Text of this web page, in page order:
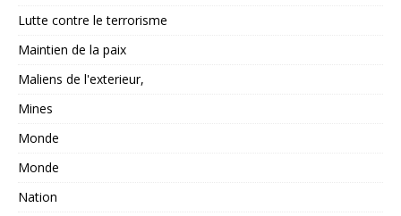
Lutte contre le terrorisme
Maintien de la paix
Maliens de l'exterieur,
Mines
Monde
Monde
Nation